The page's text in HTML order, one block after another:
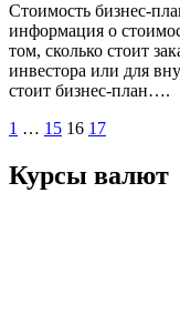
Стоимость бизнес-
информация о
том, сколько стоит
инвестора или для
стоит бизнес-план….
Пагинация
записей
1 … 15 16 17
Курсы валют